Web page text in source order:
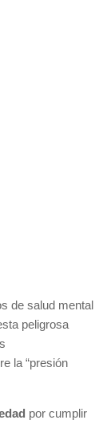
de salud mental
peligrosa
la “presión
por cumplir